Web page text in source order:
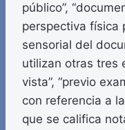
público”,
perspectiva física
sensorial del
utilizan otras tres
vista”, “previo
con referencia a
que se califica